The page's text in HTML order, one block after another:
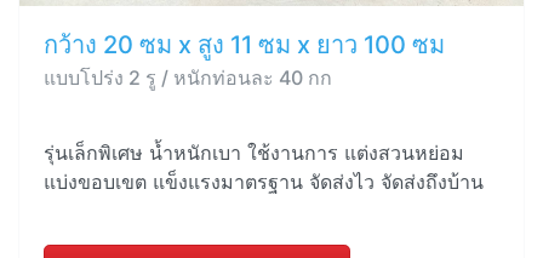
กว้าง 20 ซม x สูง 11 ซม x ยาว 100 ซม
แบบโปร่ง 2 รู / หนักท่อนละ 40 กก
รุ่นเล็กพิเศษ น้ำหนักเบา ใช้งานการ แต่งสวนหย่อม
แบ่งขอบเขต แข็งแรงมาตรฐาน จัดส่งไว จัดส่งถึงบ้าน